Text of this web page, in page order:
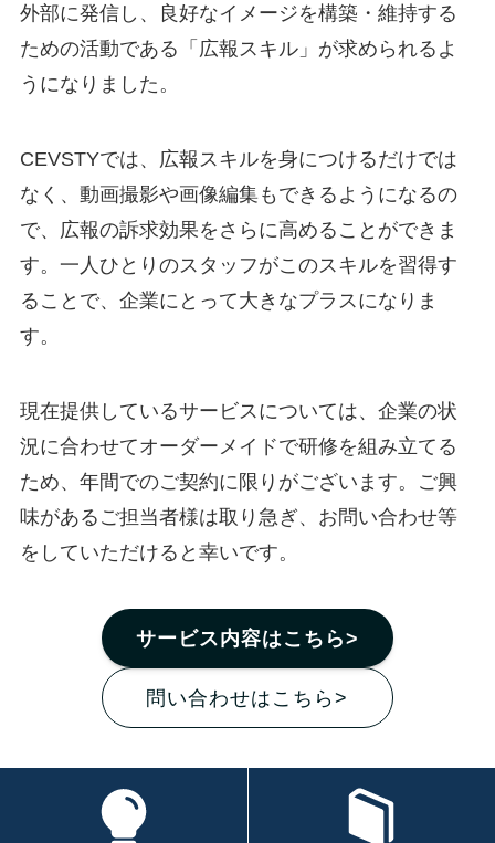
外部に発信し、良好なイメージを構築・維持する
ための活動である「広報スキル」が求められるよ
うになりました。
CEVSTYでは、広報スキルを身につけるだけでは
なく、動画撮影や画像編集もできるようになるの
で、広報の訴求効果をさらに高めることができま
す。一人ひとりのスタッフがこのスキルを習得す
ることで、企業にとって大きなプラスになりま
す。
現在提供しているサービスについては、企業の状
況に合わせてオーダーメイドで研修を組み立てる
ため、年間でのご契約に限りがございます。ご興
味があるご担当者様は取り急ぎ、お問い合わせ等
をしていただけると幸いです。
サービス内容はこちら>
問い合わせはこちら>